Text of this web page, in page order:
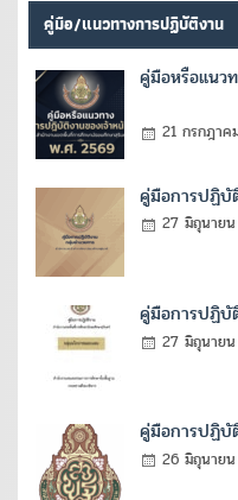
คู่มือ/แนวทางการปฏิบัติงาน
คู่มือหรือแนว
21 กรกฎา
คู่มือการปฏิบั
27 มิถุนาย
คู่มือการปฏิบั
27 มิถุนาย
คู่มือการปฏิบั
26 มิถุนาย